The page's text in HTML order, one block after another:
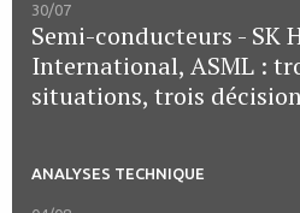
30/07
Semi-conducteurs - SK
International, ASML :
situations, trois
ANALYSES TECHNIQUE